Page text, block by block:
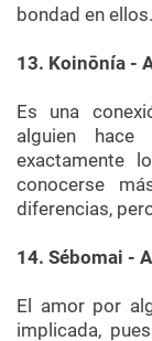
bondad en ellos.
13. Koinōnía -
Es una
alguien
exactamente
conocerse
diferencias,
14. Sébomai -
El amor por
implicada,